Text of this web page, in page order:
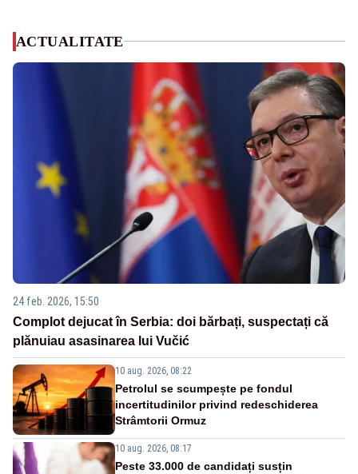
ACTUALITATE
24 feb. 2026, 15:50
Complot dejucat în Serbia: doi bărbați, suspectați că
plănuiau asasinarea lui Vučić
10 aug. 2026, 08:22
Petrolul se scumpește pe fondul
incertitudinilor privind redeschiderea
Strâmtorii Ormuz
10 aug. 2026, 08:17
Peste 33.000 de candidați susțin